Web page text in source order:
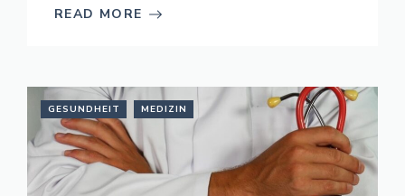
READ MORE
GESUNDHEIT MEDIZIN